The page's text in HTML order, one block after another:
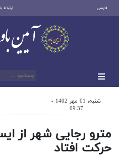
فارسی ارتباط
شنبه، 01 مهر 1402 -
09:37
مترو رجایی شهر از
حرکت افتاد